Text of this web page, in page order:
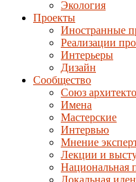
Экология
Проекты
Иностранные
Реализации
Интерьеры
Дизайн
Сообщество
Союз
Имена
Мастерские
Интервью
Мнение
Лекции и
Национальная
Локальная